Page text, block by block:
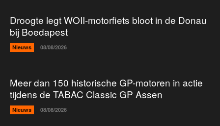
Droogte legt WOII-motorfiets bloot in de Donau
bij Boedapest
Nieuws 08/08/2026
Meer dan 150 historische GP-motoren in actie
tijdens de TABAC Classic GP Assen
Nieuws 08/08/2026